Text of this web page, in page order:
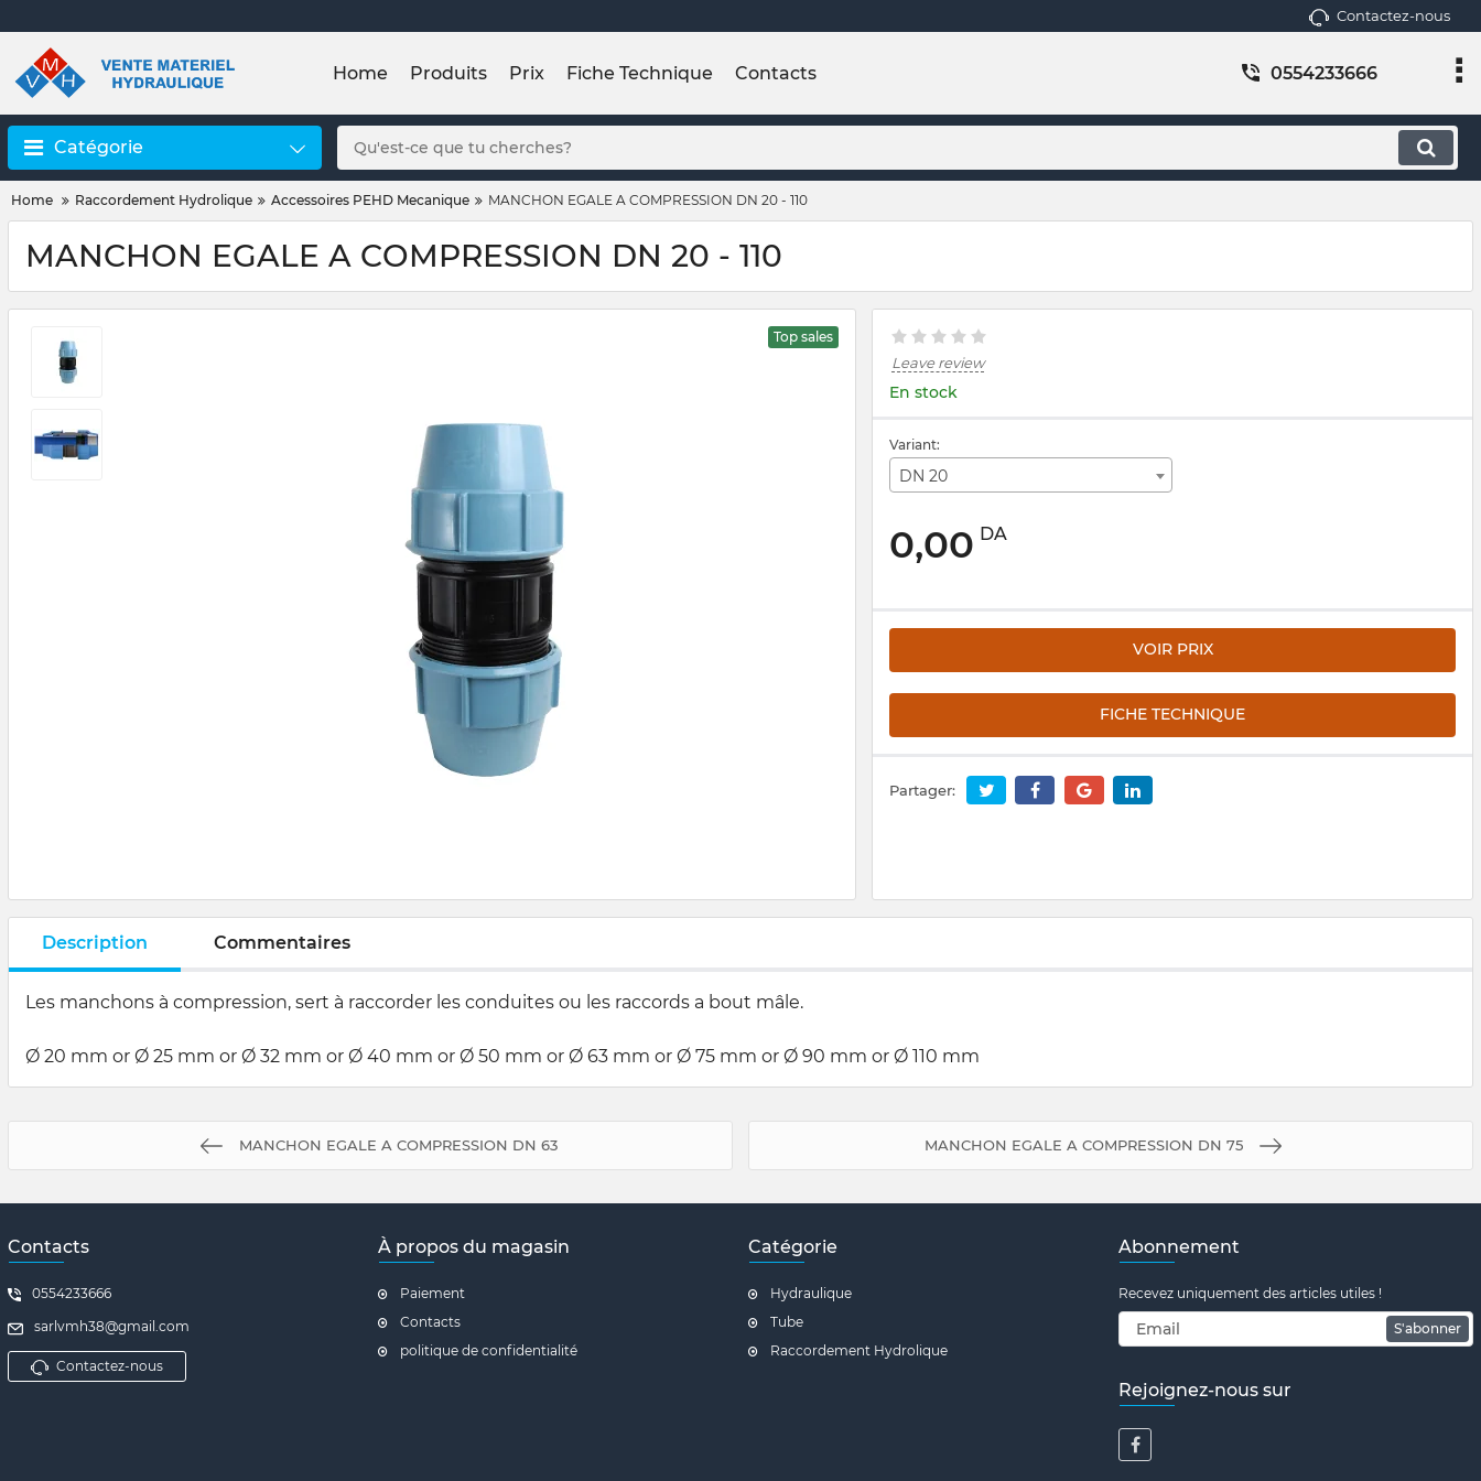
Contactez-nous
Home Produits Prix Fiche Technique Contacts 0554233666
Catégorie
Home Raccordement Hydrolique Accessoires PEHD Mecanique MANCHON EGALE A COMPRESSION DN 20 - 110
MANCHON EGALE A COMPRESSION DN 20 - 110
Top sales
Leave review
En stock
Variant:
DN 20
0,00 DA
VOIR PRIX
FICHE TECHNIQUE
Partager:
Description Commentaires
Les manchons à compression, sert à raccorder les conduites ou les raccords a bout mâle.
Ø 20 mm or Ø 25 mm or Ø 32 mm or Ø 40 mm or Ø 50 mm or Ø 63 mm or Ø 75 mm or Ø 90 mm or Ø 110 mm
MANCHON EGALE A COMPRESSION DN 63 MANCHON EGALE A COMPRESSION DN 75
Contacts
0554233666
sarlvmh38@gmail.com
Contactez-nous
À propos du magasin
Paiement
Contacts
politique de confidentialité
Catégorie
Hydraulique
Tube
Raccordement Hydrolique
Abonnement
Recevez uniquement des articles utiles !
S'abonner
Rejoignez-nous sur